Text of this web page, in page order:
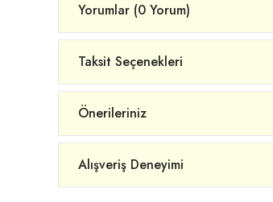
Yorumlar (0 Yorum)
Taksit Seçenekleri
Önerileriniz
Alışveriş Deneyimi